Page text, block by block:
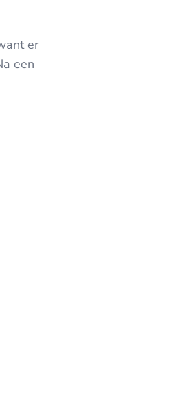
er
een